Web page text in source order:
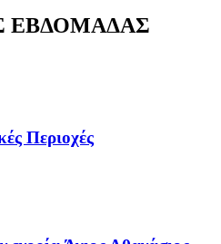
ΕΒΔΟΜΑΔΑΣ
Περιοχές